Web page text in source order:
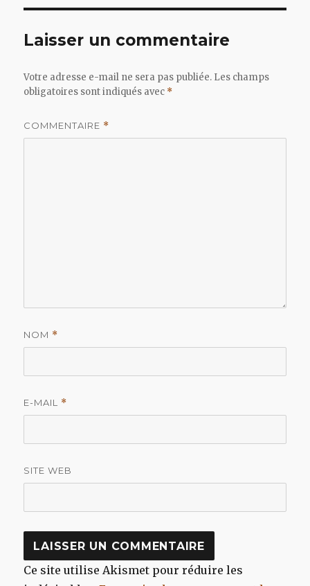
Laisser un commentaire
Votre adresse e-mail ne sera pas publiée. Les champs
obligatoires sont indiqués avec *
COMMENTAIRE *
NOM *
E-MAIL *
SITE WEB
Ce site utilise Akismet pour réduire les